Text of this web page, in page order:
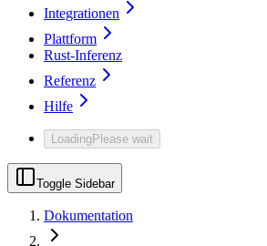
Integrationen
Plattform
Rust-Inferenz
Referenz
Hilfe
LoadingPlease wait
Toggle Sidebar
Dokumentation